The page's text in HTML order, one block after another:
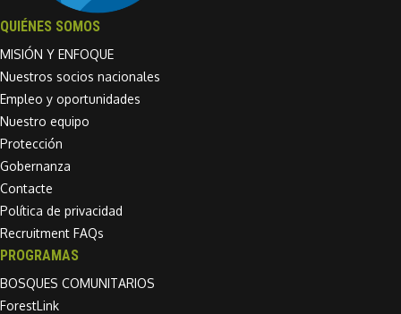
QUIÉNES SOMOS
MISIÓN Y ENFOQUE
Nuestros socios nacionales
Empleo y oportunidades
Nuestro equipo
Protección
Gobernanza
Contacte
Política de privacidad
Recruitment FAQs
PROGRAMAS
BOSQUES COMUNITARIOS
ForestLink